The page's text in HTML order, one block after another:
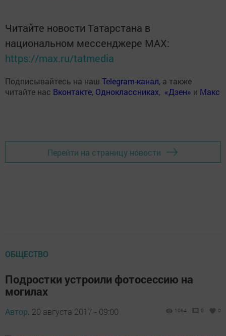
Читайте новости Татарстана в
национальном мессенджере MАХ:
https://max.ru/tatmedia
Подписывайтесь на наш Telegram-канал, а также
читайте нас Вконтакте, Одноклассниках, «Дзен» и Макс
Перейти на страницу новости
ОБЩЕСТВО
Подростки устроили фотосессию на
могилах
Автор, 20 августа 2017 - 09:00 1064 0 0